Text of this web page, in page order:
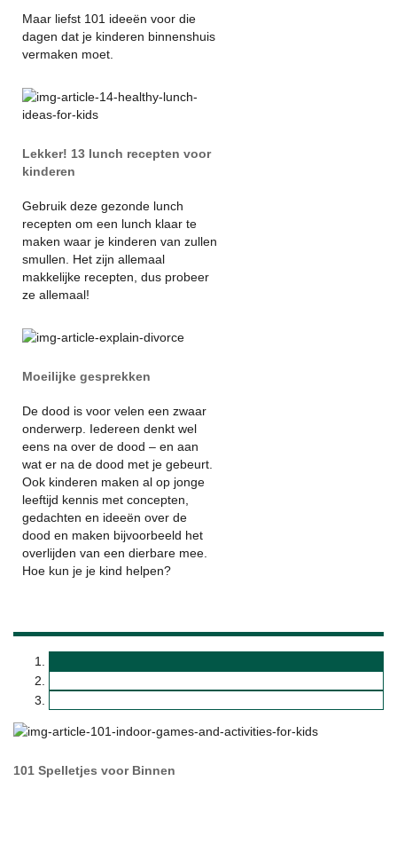
Maar liefst 101 ideeën voor die
dagen dat je kinderen binnenshuis
vermaken moet.
Lekker! 13 lunch recepten voor
kinderen
Gebruik deze gezonde lunch
recepten om een lunch klaar te
maken waar je kinderen van zullen
smullen. Het zijn allemaal
makkelijke recepten, dus probeer
ze allemaal!
Moeilijke gesprekken
De dood is voor velen een zwaar
onderwerp. Iedereen denkt wel
eens na over de dood – en aan
wat er na de dood met je gebeurt.
Ook kinderen maken al op jonge
leeftijd kennis met concepten,
gedachten en ideeën over de
dood en maken bijvoorbeeld het
overlijden van een dierbare mee.
Hoe kun je je kind helpen?
101 Spelletjes voor Binnen